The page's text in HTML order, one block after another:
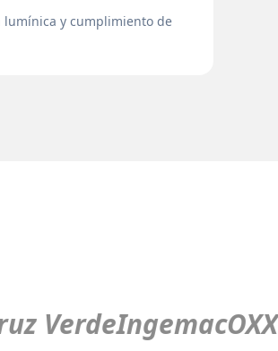
lumínica y cumplimiento de
VerdeIngemac